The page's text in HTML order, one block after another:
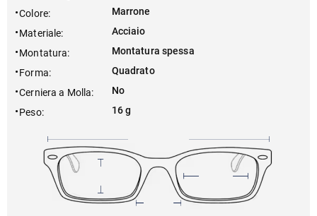
Colore:
Marrone
Materiale:
Acciaio
Montatura:
Montatura spessa
Forma:
Quadrato
Cerniera a Molla:
No
Peso: 16 g